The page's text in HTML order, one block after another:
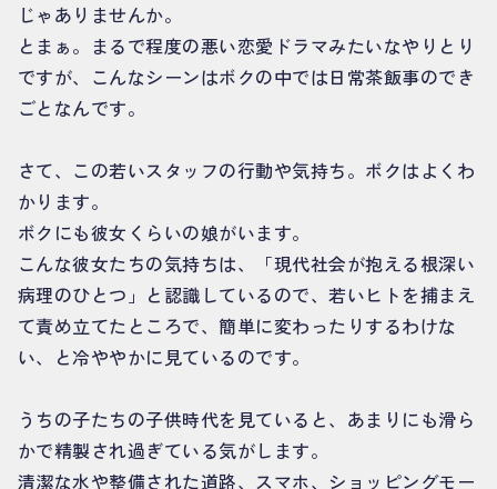
じゃありませんか。
とまぁ。まるで程度の悪い恋愛ドラマみたいなやりとり
ですが、こんなシーンはボクの中では日常茶飯事のでき
ごとなんです。
さて、この若いスタッフの行動や気持ち。ボクはよくわ
かります。
ボクにも彼女くらいの娘がいます。
こんな彼女たちの気持ちは、「現代社会が抱える根深い
病理のひとつ」と認識しているので、若いヒトを捕まえ
て責め立てたところで、簡単に変わったりするわけな
い、と冷ややかに見ているのです。
うちの子たちの子供時代を見ていると、あまりにも滑ら
かで精製され過ぎている気がします。
清潔な水や整備された道路、スマホ、ショッピングモー